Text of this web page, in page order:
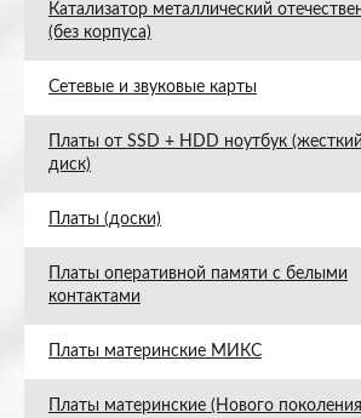
Катализатор металлический
(без корпуса)
Сетевые и звуковые карты
Платы от SSD + HDD ноутбук (жесткий
диск)
Платы (доски)
Платы оперативной памяти с белыми
контактами
Платы материнские МИКС
Платы материнские (Нового